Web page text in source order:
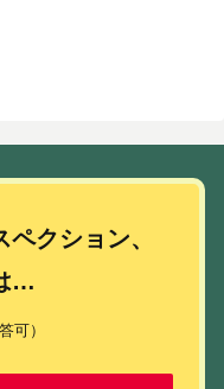
クション、
…
可）